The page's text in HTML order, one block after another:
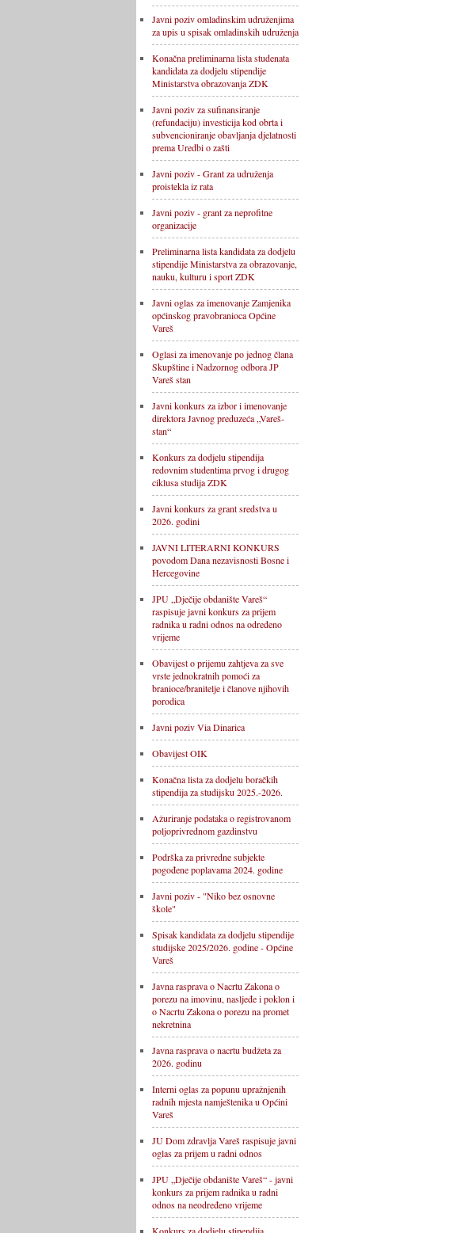
Javni poziv omladinskim udruženjima
za upis u spisak omladinskih udruženja
Konačna preliminarna lista studenata
kandidata za dodjelu stipendije
Ministarstva obrazovanja ZDK
Javni poziv za sufinansiranje
(refundaciju) investicija kod obrta i
subvencioniranje obavljanja djelatnosti
prema Uredbi o zašti
Javni poziv - Grant za udruženja
proistekla iz rata
Javni poziv - grant za neprofitne
organizacije
Preliminarna lista kandidata za dodjelu
stipendije Ministarstva za obrazovanje,
nauku, kulturu i sport ZDK
Javni oglas za imenovanje Zamjenika
općinskog pravobranioca Općine
Vareš
Oglasi za imenovanje po jednog člana
Skupštine i Nadzornog odbora JP
Vareš stan
Javni konkurs za izbor i imenovanje
direktora Javnog preduzeća „Vareš-
stan“
Konkurs za dodjelu stipendija
redovnim studentima prvog i drugog
ciklusa studija ZDK
Javni konkurs za grant sredstva u
2026. godini
JAVNI LITERARNI KONKURS
povodom Dana nezavisnosti Bosne i
Hercegovine
JPU „Dječije obdanište Vareš“
raspisuje javni konkurs za prijem
radnika u radni odnos na određeno
vrijeme
Obavijest o prijemu zahtjeva za sve
vrste jednokratnih pomoći za
branioce/branitelje i članove njihovih
porodica
Javni poziv Via Dinarica
Obavijest OIK
Konačna lista za dodjelu boračkih
stipendija za studijsku 2025.-2026.
Ažuriranje podataka o registrovanom
poljoprivrednom gazdinstvu
Podrška za privredne subjekte
pogođene poplavama 2024. godine
Javni poziv - "Niko bez osnovne
škole"
Spisak kandidata za dodjelu stipendije
studijske 2025/2026. godine - Općine
Vareš
Javna rasprava o Nacrtu Zakona o
porezu na imovinu, nasljeđe i poklon i
o Nacrtu Zakona o porezu na promet
nekretnina
Javna rasprava o nacrtu budžeta za
2026. godinu
Interni oglas za popunu upražnjenih
radnih mjesta namještenika u Općini
Vareš
JU Dom zdravlja Vareš raspisuje javni
oglas za prijem u radni odnos
JPU „Dječije obdanište Vareš“ - javni
konkurs za prijem radnika u radni
odnos na neodređeno vrijeme